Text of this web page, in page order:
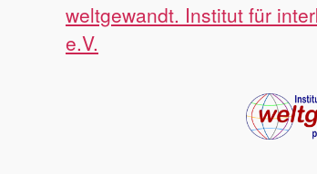
weltgewandt. Institut für
e.V.